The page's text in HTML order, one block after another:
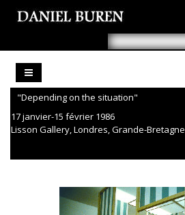
"Depending on the situation"
17 janvier-15 février 1986
Lisson Gallery, Londres, Grande-Bretagne